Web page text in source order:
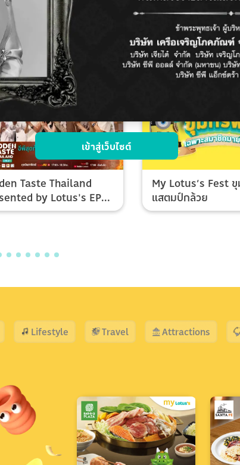
เข้าสู่เว็บไซต์
Taste Thailand
by Lotus's EP
My Lotus’s Fest
แสตมป์กล้วย
Lifestyle Travel Attractions